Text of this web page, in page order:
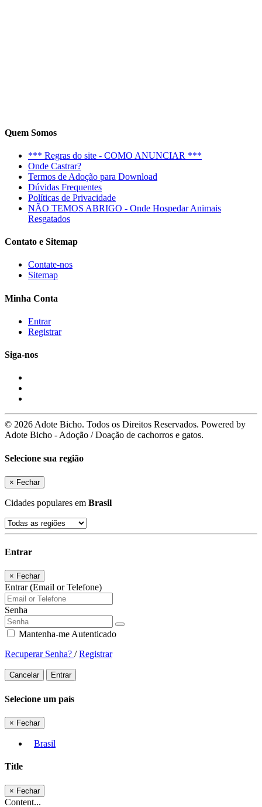
Quem Somos
*** Regras do site - COMO ANUNCIAR ***
Onde Castrar?
Termos de Adoção para Download
Dúvidas Frequentes
Políticas de Privacidade
NÃO TEMOS ABRIGO - Onde Hospedar Animais
Resgatados
Contato e Sitemap
Contate-nos
Sitemap
Minha Conta
Entrar
Registrar
Siga-nos
© 2026 Adote Bicho. Todos os Direitos Reservados. Powered by
Adote Bicho - Adoção / Doação de cachorros e gatos.
Selecione sua região
× Fechar
Cidades populares em Brasil
Entrar
× Fechar
Entrar (Email or Telefone)
Senha
Mantenha-me Autenticado
Recuperar Senha? /Registrar
Cancelar Entrar
Selecione um país
× Fechar
Brasil
Title
× Fechar
Content...